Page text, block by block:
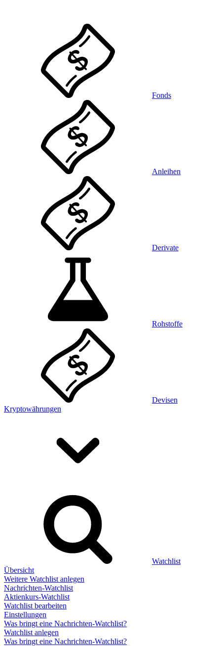
Fonds
Anleihen
Derivate
Rohstoffe
Devisen
Kryptowährungen
Watchlist
Übersicht
Weitere Watchlist anlegen
Nachrichten-Watchlist
Aktienkurs-Watchlist
Watchlist bearbeiten
Einstellungen
Was bringt eine Nachrichten-Watchlist?
Watchlist anlegen
Was bringt eine Nachrichten-Watchlist?